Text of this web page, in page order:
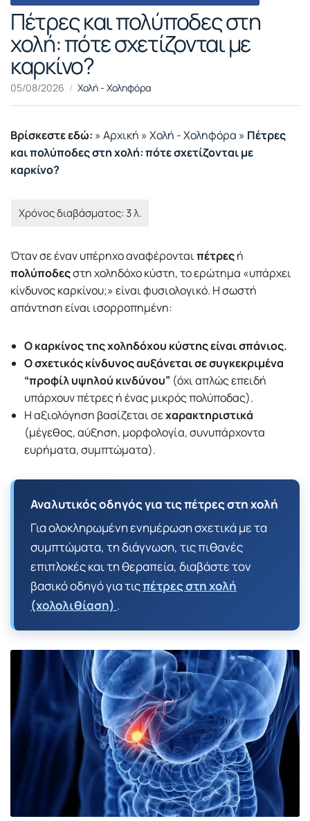
Πέτρες και πολύποδες στη
χολή: πότε σχετίζονται με
καρκίνο?
05/08/2026 Χολή - Χοληφόρα
Βρίσκεστε εδώ: » Αρχική » Χολή - Χοληφόρα » Πέτρες
και πολύποδες στη χολή: πότε σχετίζονται με
καρκίνο?
Όταν σε έναν υπέρηχο αναφέρονταιπέτρεςή
πολύποδεςστη χοληδόχο κύστη, το ερώτημα «υπάρχει
κίνδυνος καρκίνου;» είναι φυσιολογικό. Η σωστή
απάντηση είναι ισορροπημένη:
Ο καρκίνος της χοληδόχου κύστης είναι σπάνιος.
Ο σχετικός κίνδυνος αυξάνεται σε συγκεκριμένα
“προφίλ υψηλού κινδύνου” (όχι απλώς επειδή
υπάρχουν πέτρες ή ένας μικρός πολύποδας).
Η αξιολόγηση βασίζεται σεχαρακτηριστικά
(μέγεθος, αύξηση, μορφολογία, συνυπάρχοντα
ευρήματα, συμπτώματα).
Αναλυτικός οδηγός για τις πέτρες στη χολή
Για ολοκληρωμένη ενημέρωση σχετικά με τα
συμπτώματα, τη διάγνωση, τις πιθανές
επιπλοκές και τη θεραπεία, διαβάστε τον
βασικό οδηγό για τιςπέτρες στη χολή
(χολολιθίαση) .